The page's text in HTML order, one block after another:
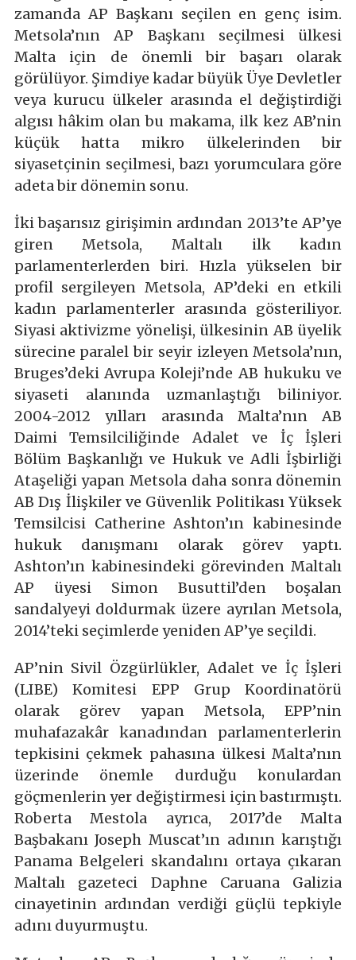
zamanda AP Başkanı seçilen en genç isim.
Metsola’nın AP Başkanı seçilmesi ülkesi
Malta için de önemli bir başarı olarak
görülüyor. Şimdiye kadar büyük Üye Devletler
veya kurucu ülkeler arasında el değiştirdiği
algısı hâkim olan bu makama, ilk kez AB’nin
küçük hatta mikro ülkelerinden bir
siyasetçinin seçilmesi, bazı yorumculara göre
adeta bir dönemin sonu.
İki başarısız girişimin ardından 2013’te AP’ye
giren Metsola, Maltalı ilk kadın
parlamenterlerden biri. Hızla yükselen bir
profil sergileyen Metsola, AP’deki en etkili
kadın parlamenterler arasında gösteriliyor.
Siyasi aktivizme yönelişi, ülkesinin AB üyelik
sürecine paralel bir seyir izleyen Metsola’nın,
Bruges’deki Avrupa Koleji’nde AB hukuku ve
siyaseti alanında uzmanlaştığı biliniyor.
2004-2012 yılları arasında Malta’nın AB
Daimi Temsilciliğinde Adalet ve İç İşleri
Bölüm Başkanlığı ve Hukuk ve Adli İşbirliği
Ataşeliği yapan Metsola daha sonra dönemin
AB Dış İlişkiler ve Güvenlik Politikası Yüksek
Temsilcisi Catherine Ashton’ın kabinesinde
hukuk danışmanı olarak görev yaptı.
Ashton’ın kabinesindeki görevinden Maltalı
AP üyesi Simon Busuttil’den boşalan
sandalyeyi doldurmak üzere ayrılan Metsola,
2014’teki seçimlerde yeniden AP’ye seçildi.
AP’nin Sivil Özgürlükler, Adalet ve İç İşleri
(LIBE) Komitesi EPP Grup Koordinatörü
olarak görev yapan Metsola, EPP’nin
muhafazakâr kanadından parlamenterlerin
tepkisini çekmek pahasına ülkesi Malta’nın
üzerinde önemle durduğu konulardan
göçmenlerin yer değiştirmesi için bastırmıştı.
Roberta Mestola ayrıca, 2017’de Malta
Başbakanı Joseph Muscat’ın adının karıştığı
Panama Belgeleri skandalını ortaya çıkaran
Maltalı gazeteci Daphne Caruana Galizia
cinayetinin ardından verdiği güçlü tepkiyle
adını duyurmuştu.